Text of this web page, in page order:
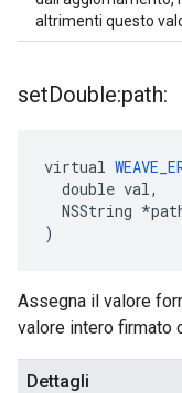
altrimenti questo
setDouble:path:
virtual
  double val,
NSString
)
Assegna il valore
valore intero firmato
Dettagli